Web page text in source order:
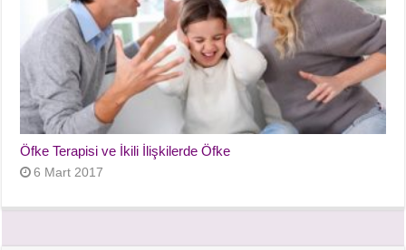
Öfke Terapisi ve İkili İlişkilerde Öfke
6 Mart 2017